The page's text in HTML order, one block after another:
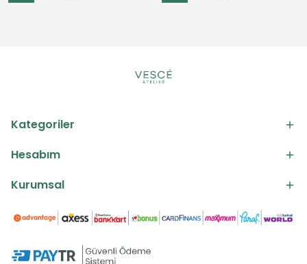
Kategoriler
Hesabım
Kurumsal